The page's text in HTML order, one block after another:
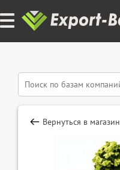
Вернуться в магазин